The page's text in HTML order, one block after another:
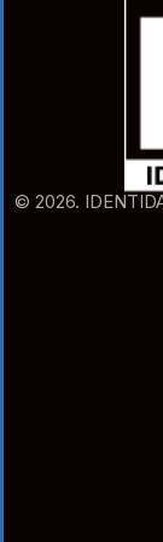
© 2026.